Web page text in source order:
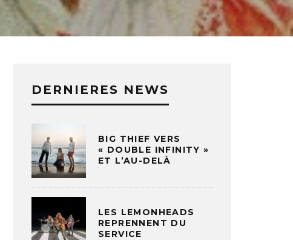
DERNIERES NEWS
BIG THIEF VERS
« DOUBLE INFINITY »
ET L’AU-DELÀ
LES LEMONHEADS
REPRENNENT DU
SERVICE